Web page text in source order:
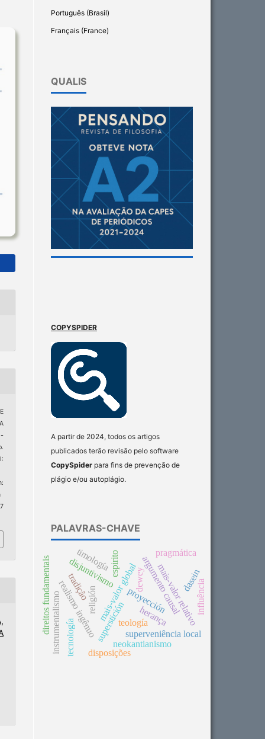
-
Português (Brasil)
Français (France)
QUALIS
COPYSPIDER
A partir de 2024, todos os artigos
publicados terão revisão pelo software
CopySpider para fins de prevenção de
plágio e/ou autoplágio.
PALAVRAS-CHAVE
argumento causal
supersticiónproyección
mais-valor global mais-valor relativo
superveniência local
disjuntivismo
religión
realismo ingênuo
tecnología
instrumentalismo
dewey
teología
direitos fundamentais espirito
influência
neokantianismo
dasein
herança
tradição
pragmática
disposições
timología